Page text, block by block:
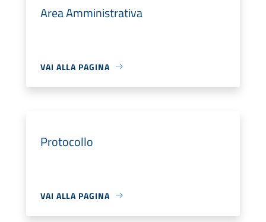
Area Amministrativa
VAI ALLA PAGINA
Protocollo
VAI ALLA PAGINA